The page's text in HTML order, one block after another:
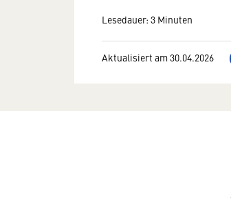
Lesedauer: 3 Minuten
Aktualisiert am 30.04.2026